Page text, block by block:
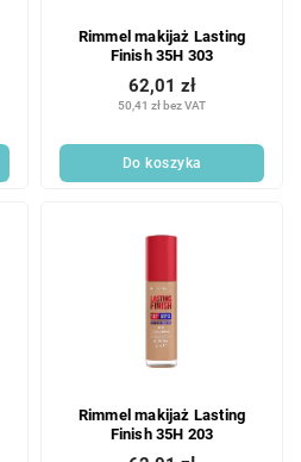
Rimmel makijaż Lasting
Finish 35H 303
50,41 zł bez VAT
62,01 zł
Do koszyka
Rimmel makijaż Lasting
Finish 35H 203